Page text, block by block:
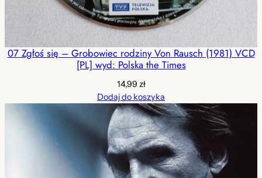
07 Zgłoś się – Grobowiec rodziny Von Rausch (1981) VCD
[PL] wyd: Polska the Times
14,99 zł
Dodaj do koszyka